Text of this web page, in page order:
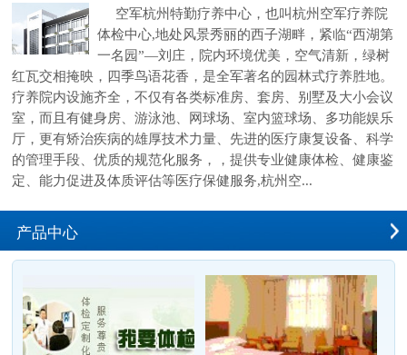
空军杭州特勤疗养中心，也叫杭州空军疗养院
体检中心,地处风景秀丽的西子湖畔，紧临“西湖第
一名园”—刘庄，院内环境优美，空气清新，绿树
红瓦交相掩映，四季鸟语花香，是全军著名的园林式疗养胜地。
疗养院内设施齐全，不仅有各类标准房、套房、别墅及大小会议
室，而且有健身房、游泳池、网球场、室内篮球场、多功能娱乐
厅，更有矫治疾病的雄厚技术力量、先进的医疗康复设备、科学
的管理手段、优质的规范化服务，，提供专业健康体检、健康鉴
定、能力促进及体质评估等医疗保健服务,杭州空...
产品中心